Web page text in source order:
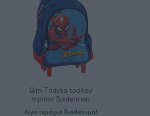
Gim Tσάντα τρόλεϋ
νηπίου Spiderman
Evergreen 337-11072
Λίγα τεμάχια διαθέσιμα!